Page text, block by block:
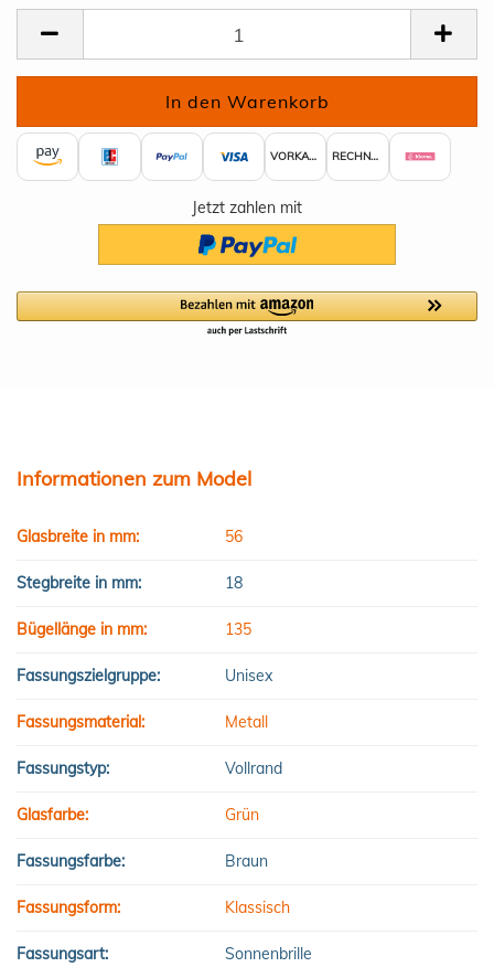
VORKASSE RECHNUNG
Jetzt zahlen mit
Informationen zum Model
Glasbreite in mm: 56
Stegbreite in mm: 18
Bügellänge in mm: 135
Fassungszielgruppe: Unisex
Fassungsmaterial: Metall
Fassungstyp: Vollrand
Glasfarbe: Grün
Fassungsfarbe: Braun
Fassungsform: Klassisch
Fassungsart: Sonnenbrille